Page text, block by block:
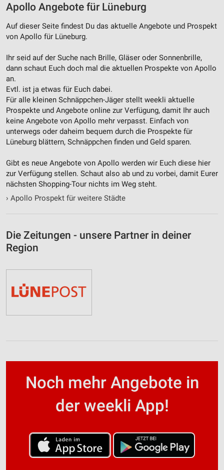
Apollo Angebote für Lüneburg
Auf dieser Seite findest Du das aktuelle Angebote und Prospekt
von Apollo für Lüneburg.
Ihr seid auf der Suche nach Brille, Gläser oder Sonnenbrille,
dann schaut Euch doch mal die aktuellen Prospekte von Apollo
an.
Evtl. ist ja etwas für Euch dabei.
Für alle kleinen Schnäppchen-Jäger stellt weekli aktuelle
Prospekte und Angebote online zur Verfügung, damit Ihr auch
keine Angebote von Apollo mehr verpasst. Einfach von
unterwegs oder daheim bequem durch die Prospekte für
Lüneburg blättern, Schnäppchen finden und Geld sparen.
Gibt es neue Angebote von Apollo werden wir Euch diese hier
zur Verfügung stellen. Schaut also ab und zu vorbei, damit Eurer
nächsten Shopping-Tour nichts im Weg steht.
› Apollo Prospekt für weitere Städte
Die Zeitungen - unsere Partner in deiner
Region
Noch mehr Angebote in
der weekli App!